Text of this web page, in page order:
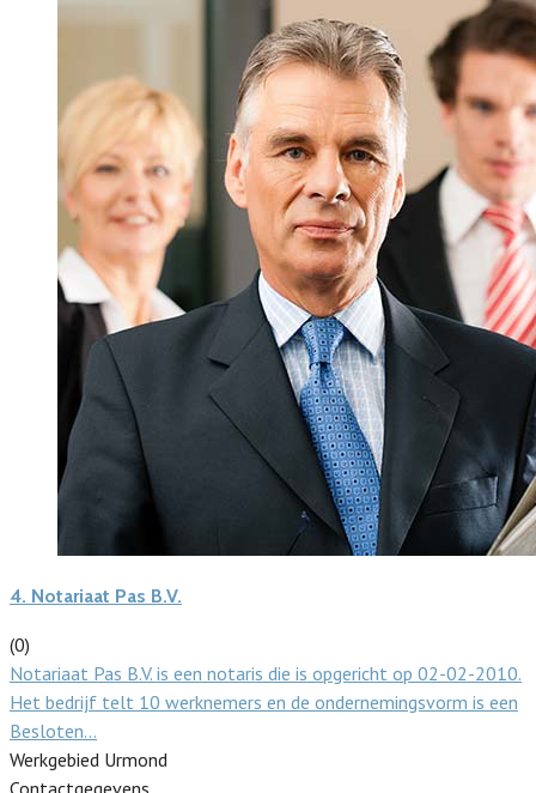
4. Notariaat Pas B.V.
(0)
Notariaat Pas B.V. is een notaris die is opgericht op 02-02-2010.
Het bedrijf telt 10 werknemers en de ondernemingsvorm is een
Besloten…
Werkgebied Urmond
Contactgegevens